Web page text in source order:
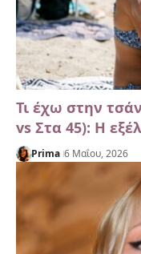
Τι έχω στην
vs Στα 45): Η
Prima 6 Μαΐου, 2026